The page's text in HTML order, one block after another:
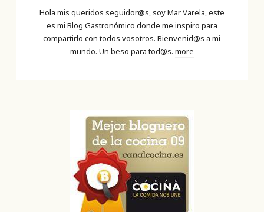
Hola mis queridos seguidor@s, soy Mar Varela, este
es mi Blog Gastronómico donde me inspiro para
compartirlo con todos vosotros. Bienvenid@s a mi
mundo. Un beso para tod@s. more